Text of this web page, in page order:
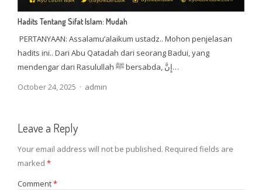
Hadits Tentang Sifat Islam: Mudah
PERTANYAAN: Assalamu’alaikum ustadz.. Mohon penjelasan
hadits ini.. Dari Abu Qatadah dari seorang Badui, yang
mendengar dari Rasulullah ﷺ bersabda, إِنَّ…
October 24, 2025
Author
admin
Leave a Reply
Your email address will not be published. Required fields are
marked *
Comment*